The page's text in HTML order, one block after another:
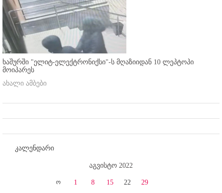
ხაშურში "ელიტ-ელექტრონიქსი"-ს მღაზიიდან 10 ლეპტოპი
მოიპარეს
ახალი ამბები
კალენდარი
აგვისტო 2022
ო 1 8 15 22 29